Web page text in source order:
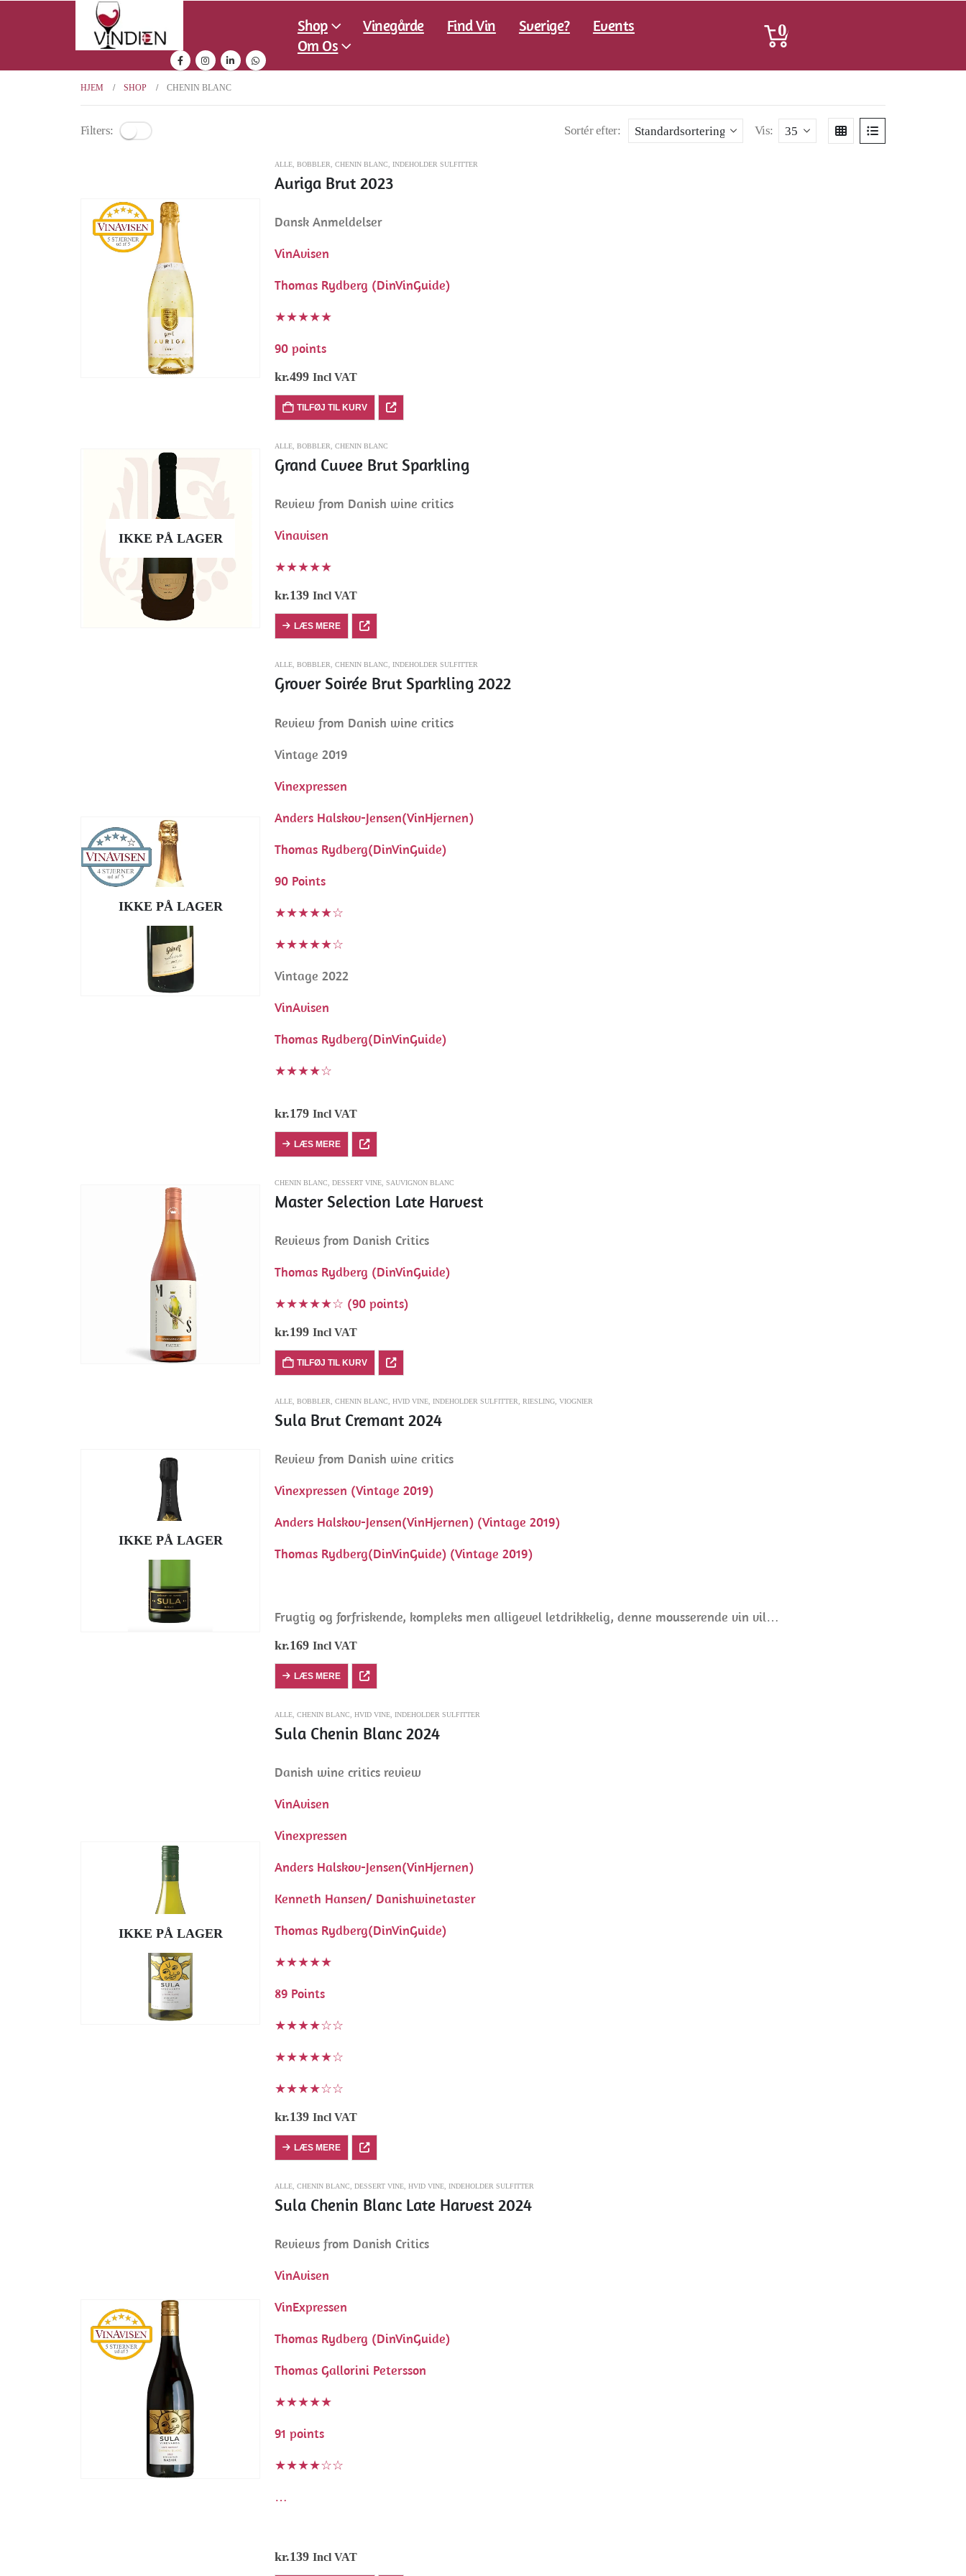
Shop Vinegårde Find Vin Sverige?
Events
Om Os
0
HJEM SHOP CHENIN BLANC
Filters: Sortér efter: Vis:
ALLE BOBBLER CHENIN BLANC INDEHOLDER SULFITTER
Auriga Brut 2023
Dansk Anmeldelser
VinAvisen
Thomas Rydberg (DinVinGuide)
★★★★★
90 points
kr.499 Incl VAT
TILFØJ TIL KURV
IKKE PÅ LAGER
ALLE BOBBLER CHENIN BLANC
Grand Cuvee Brut Sparkling
Review from Danish wine critics
Vinavisen
★★★★★
kr.139 Incl VAT
LÆS MERE
IKKE PÅ LAGER
ALLE, BOBBLER, CHENIN BLANC, INDEHOLDER SULFITTER
Grover Soirée Brut Sparkling 2022
Review from Danish wine critics
Vintage 2019
Vinexpressen
Anders Halskov-Jensen(VinHjernen)
Thomas Rydberg(DinVinGuide)
90 Points
★★★★★☆
★★★★★☆
Vintage 2022
VinAvisen
Thomas Rydberg(DinVinGuide)
★★★★☆
kr.179 Incl VAT
LÆS MERE
CHENIN BLANC DESSERT VINE SAUVIGNON BLANC
Master Selection Late Harvest
Reviews from Danish Critics
Thomas Rydberg (DinVinGuide)
★★★★★☆ (90 points)
kr.199 Incl VAT
TILFØJ TIL KURV
IKKE PÅ LAGER
ALLE BOBBLER CHENIN BLANC HVID VINE INDEHOLDER SULFITTER RIESLING VIOGNIER
Sula Brut Cremant 2024
Review from Danish wine critics
Vinexpressen (Vintage 2019)
Anders Halskov-Jensen(VinHjernen) (Vintage 2019)
Thomas Rydberg(DinVinGuide) (Vintage 2019)
Frugtig og forfriskende, kompleks men alligevel letdrikkelig, denne mousserende vin vil…
kr.169 Incl VAT
LÆS MERE
IKKE PÅ LAGER
ALLE CHENIN BLANC HVID VINE INDEHOLDER SULFITTER
Sula Chenin Blanc 2024
Danish wine critics review
VinAvisen
Vinexpressen
Anders Halskov-Jensen(VinHjernen)
Kenneth Hansen/ Danishwinetaster
Thomas Rydberg(DinVinGuide)
★★★★★
89 Points
★★★★☆☆
★★★★★☆
★★★★☆☆
kr.139 Incl VAT
LÆS MERE
ALLE CHENIN BLANC DESSERT VINE HVID VINE INDEHOLDER SULFITTER
Sula Chenin Blanc Late Harvest 2024
Reviews from Danish Critics
VinAvisen
VinExpressen
Thomas Rydberg (DinVinGuide)
Thomas Gallorini Petersson
★★★★★
91 points
★★★★☆☆
…
kr.139 Incl VAT